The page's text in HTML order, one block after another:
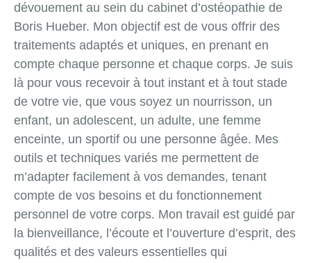
dévouement au sein du cabinet d’ostéopathie de
Boris Hueber. Mon objectif est de vous offrir des
traitements adaptés et uniques, en prenant en
compte chaque personne et chaque corps. Je suis
là pour vous recevoir à tout instant et à tout stade
de votre vie, que vous soyez un nourrisson, un
enfant, un adolescent, un adulte, une femme
enceinte, un sportif ou une personne âgée. Mes
outils et techniques variés me permettent de
m’adapter facilement à vos demandes, tenant
compte de vos besoins et du fonctionnement
personnel de votre corps. Mon travail est guidé par
la bienveillance, l’écoute et l’ouverture d’esprit, des
qualités et des valeurs essentielles qui